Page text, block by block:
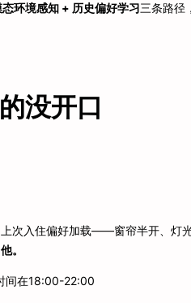
环境感知 + 历史偏好学习三条路径
没开口
次入住偏好加载——窗帘半开、灯
。
间在18:00-22:00